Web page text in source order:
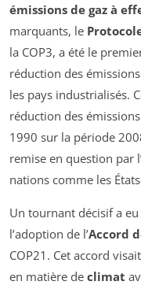
émissions de gaz à
marquants, le
la COP3, a été le
réduction des
les pays industrialisés.
réduction des
1990 sur la période
remise en question par
nations comme les
Un tournant décisif a
l’adoption de l’Accord
COP21. Cet accord
en matière de climat